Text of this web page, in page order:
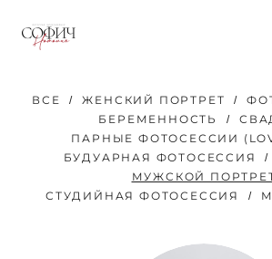
ВСЕ ЖЕНСКИЙ ПОРТРЕТ
БЕРЕМЕННОСТЬ
ПАРНЫЕ ФОТОСЕССИИ
БУДУАРНАЯ ФОТОСЕССИЯ
МУЖСКОЙ
СТУДИЙНАЯ ФОТОСЕССИЯ